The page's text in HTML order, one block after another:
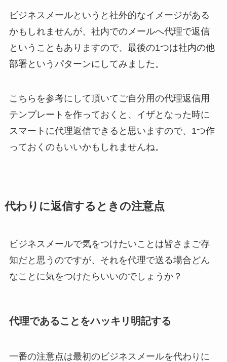
ビジネスメールというと社外的なイメージがある
かもしれませんが、社内でのメールへ代理で返信
ということもありますので、最後の1つは社内の他
部署というパターンにしてみました。
こちらを参考にして頂いてご自分用の代理返信用
テンプレートを作っておくと、イザとなった時に
スマートに代理返信できると思いますので、1つ作
っておくのもいいかもしれませんね。
代わりに返信するときの注意点
ビジネスメールで気をつけたいことは皆さまご存
知だと思うのですが、それを代理で送る場合どん
なことに気をつけたらいいのでしょうか？
代理であることをハッキリ明記する
一番の注意点は最初のビジネスメールを代わりに